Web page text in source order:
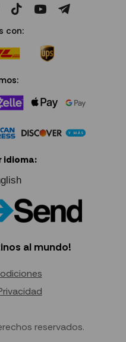
con:
idioma:
al mundo!
reservados.